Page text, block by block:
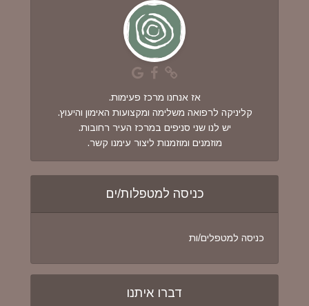
אז אנחנו מרכז פעימות.
קליניקה לרפואה משלימה ומקצועות האימון והיעוץ.
יש לנו שני סניפים במרכז העיר רחובות.
מוזמנים ומוזמנות ליצור עימנו קשר.
כניסה למטפלות/ים
כניסה למטפלים/ות
דברו איתנו